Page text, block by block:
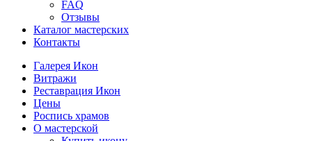
FAQ
Отзывы
Каталог мастерских
Контакты
Галерея Икон
Витражи
Реставрация Икон
Цены
Роспись храмов
О мастерской